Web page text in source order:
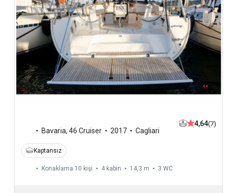
Bavaria, 46 Cruiser 2017 Cagliari
4,64(7)
Kaptansız
Konaklama 10 kişi 4 kabin 14,3 m 3 WC